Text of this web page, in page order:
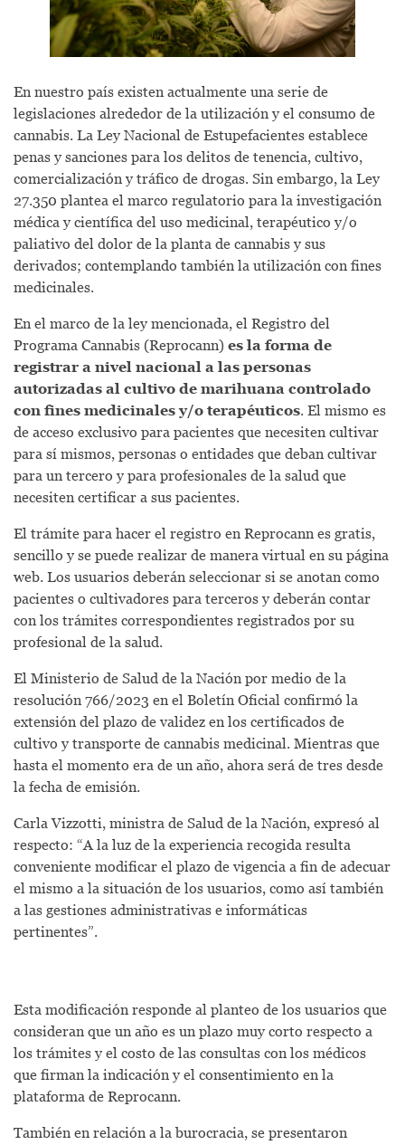
En nuestro país existen actualmente una serie de
legislaciones alrededor de la utilización y el consumo de
cannabis. La Ley Nacional de Estupefacientes establece
penas y sanciones para los delitos de tenencia, cultivo,
comercialización y tráfico de drogas. Sin embargo, la Ley
27.350 plantea el marco regulatorio para la investigación
médica y científica del uso medicinal, terapéutico y/o
paliativo del dolor de la planta de cannabis y sus
derivados; contemplando también la utilización con fines
medicinales.
En el marco de la ley mencionada, el Registro del
Programa Cannabis (Reprocann) es la forma de
registrar a nivel nacional a las personas
autorizadas al cultivo de marihuana controlado
con fines medicinales y/o terapéuticos. El mismo es
de acceso exclusivo para pacientes que necesiten cultivar
para sí mismos, personas o entidades que deban cultivar
para un tercero y para profesionales de la salud que
necesiten certificar a sus pacientes.
El trámite para hacer el registro en Reprocann es gratis,
sencillo y se puede realizar de manera virtual en su página
web. Los usuarios deberán seleccionar si se anotan como
pacientes o cultivadores para terceros y deberán contar
con los trámites correspondientes registrados por su
profesional de la salud.
El Ministerio de Salud de la Nación por medio de la
resolución 766/2023 en el Boletín Oficial confirmó la
extensión del plazo de validez en los certificados de
cultivo y transporte de cannabis medicinal. Mientras que
hasta el momento era de un año, ahora será de tres desde
la fecha de emisión.
Carla Vizzotti, ministra de Salud de la Nación, expresó al
respecto: “A la luz de la experiencia recogida resulta
conveniente modificar el plazo de vigencia a fin de adecuar
el mismo a la situación de los usuarios, como así también
a las gestiones administrativas e informáticas
pertinentes”.
Esta modificación responde al planteo de los usuarios que
consideran que un año es un plazo muy corto respecto a
los trámites y el costo de las consultas con los médicos
que firman la indicación y el consentimiento en la
plataforma de Reprocann.
También en relación a la burocracia, se presentaron